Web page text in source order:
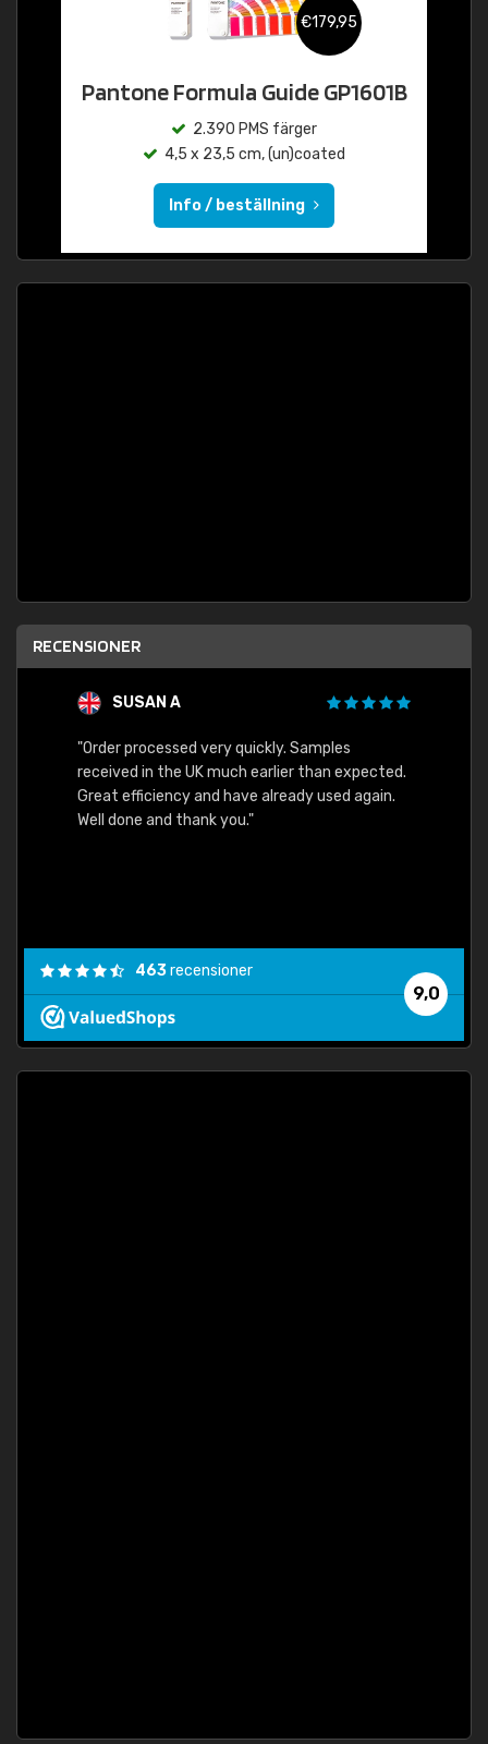
€179,95
Pantone Formula Guide GP1601B
2.390 PMS färger
4,5 x 23,5 cm, (un)coated
Info / beställning
RECENSIONER
SUSAN A
"Order processed very quickly. Samples
received in the UK much earlier than expected.
Great efficiency and have already used again.
Well done and thank you."
9,0
463recensioner